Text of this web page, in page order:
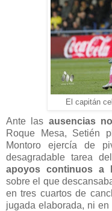
El capitán
Ante las ausencias
Roque Mesa, Setién
Montoro ejercía de
desagradable tarea
apoyos continuos a
sobre el que
en tres cuartos de
jugada elaborada, ni